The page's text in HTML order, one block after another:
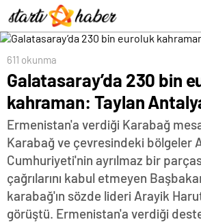
611 okunma
Galatasaray’da 230 bin
kahraman: Taylan
Ermenistan'a verdiği Karabağ
Karabağ ve çevresindeki bölgeler
Cumhuriyeti'nin ayrılmaz bir
çağrılarını kabul etmeyen
karabağ'ın sözde lideri Arayik
görüştü. Ermenistan'a verdiği